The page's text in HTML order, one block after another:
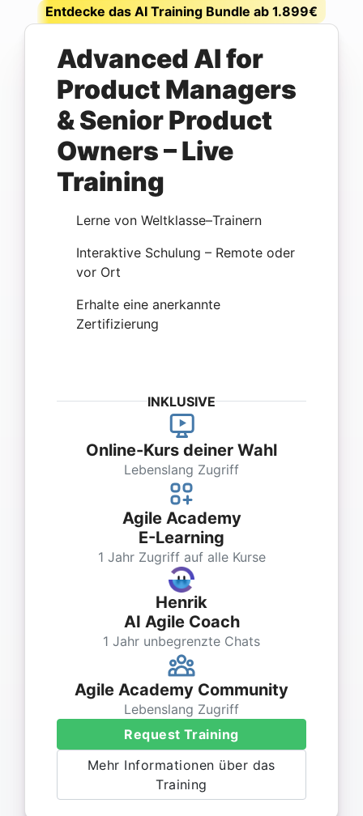
Entdecke das AI Training Bundle ab 1.899€
Advanced AI for
Product Managers
& Senior Product
Owners – Live
Training
Lerne von Weltklasse–Trainern
Interaktive Schulung – Remote oder
vor Ort
Erhalte eine anerkannte
Zertifizierung
INKLUSIVE
Online-Kurs deiner Wahl
Lebenslang Zugriff
Agile Academy
E-Learning
1 Jahr Zugriff auf alle Kurse
Henrik
AI Agile Coach
1 Jahr unbegrenzte Chats
Agile Academy Community
Lebenslang Zugriff
Request Training
Mehr Informationen über das
Training